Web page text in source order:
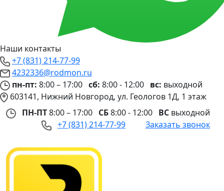
Наши контакты
+7 (831) 214-77-99
4232336@rodmon.ru
пн-пт: 8:00 – 17:00 сб: 8:00 - 12:00 вс: выходной
603141, Нижний Новгород, ул. Геологов 1Д, 1 этаж
ПН-ПТ8:00 – 17:00 СБ8:00 - 12:00 ВС выходной
+7 (831) 214-77-99
Заказать звонок